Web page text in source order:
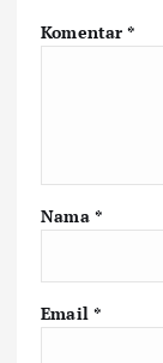
Komentar*
Nama *
Email *